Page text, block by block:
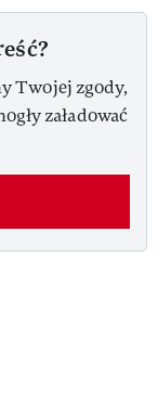
Twojej zgody,
załadować